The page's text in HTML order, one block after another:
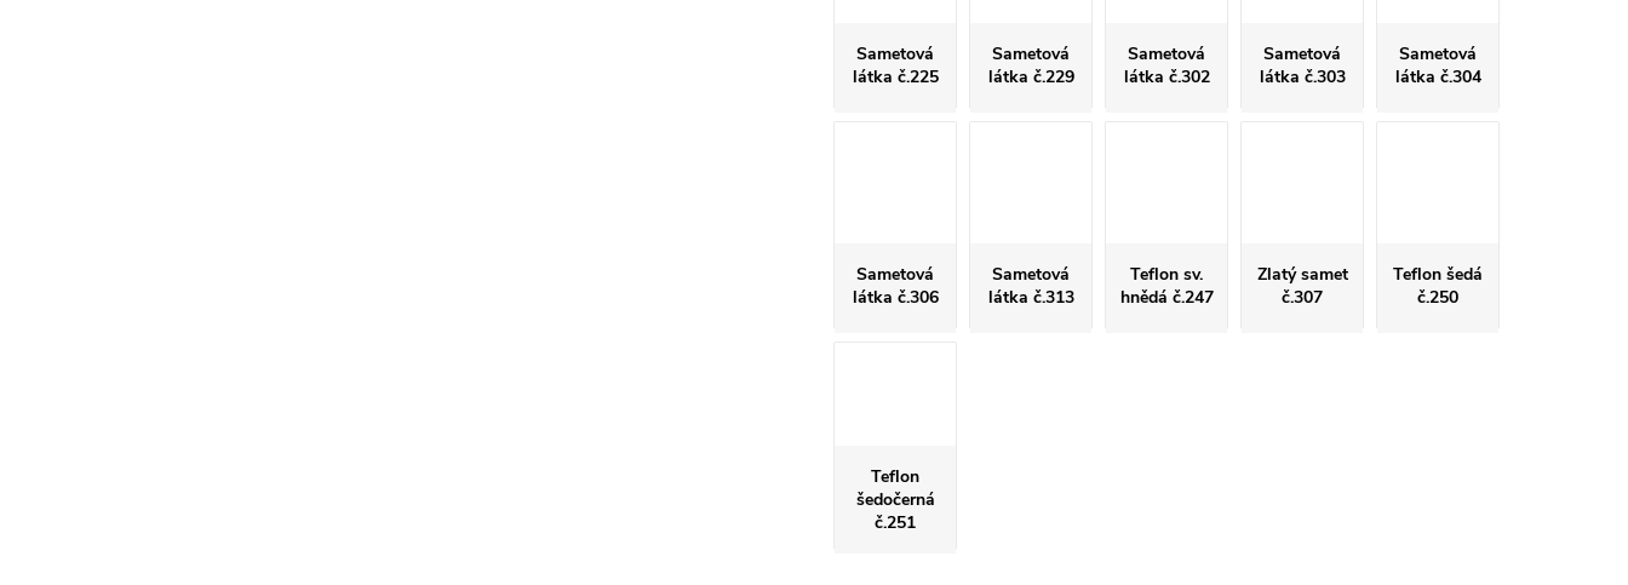
Sametová
látka č.225
Sametová
látka č.229
Sametová
látka č.302
Sametová
látka č.303
Sametová
látka č.304
Sametová
látka č.306
Sametová
látka č.313
Teflon sv.
hnědá č.247
Zlatý samet
č.307
Teflon šedá
č.250
Teflon
šedočerná
č.251